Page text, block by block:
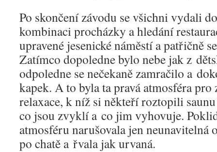
Po skončení závodu se všichni vydali
kombinaci procházky a hledání
upravené jesenické náměstí a patřičně
Zatímco dopoledne bylo nebe jak z
odpoledne se nečekaně zamračilo a
kapek. A to byla ta pravá atmosféra pro
relaxace, k níž si někteří roztopili
co jsou zvyklí a co jim vyhovuje.
atmosféru narušovala jen neunavitelná
po chatě a řvala jak urvaná.